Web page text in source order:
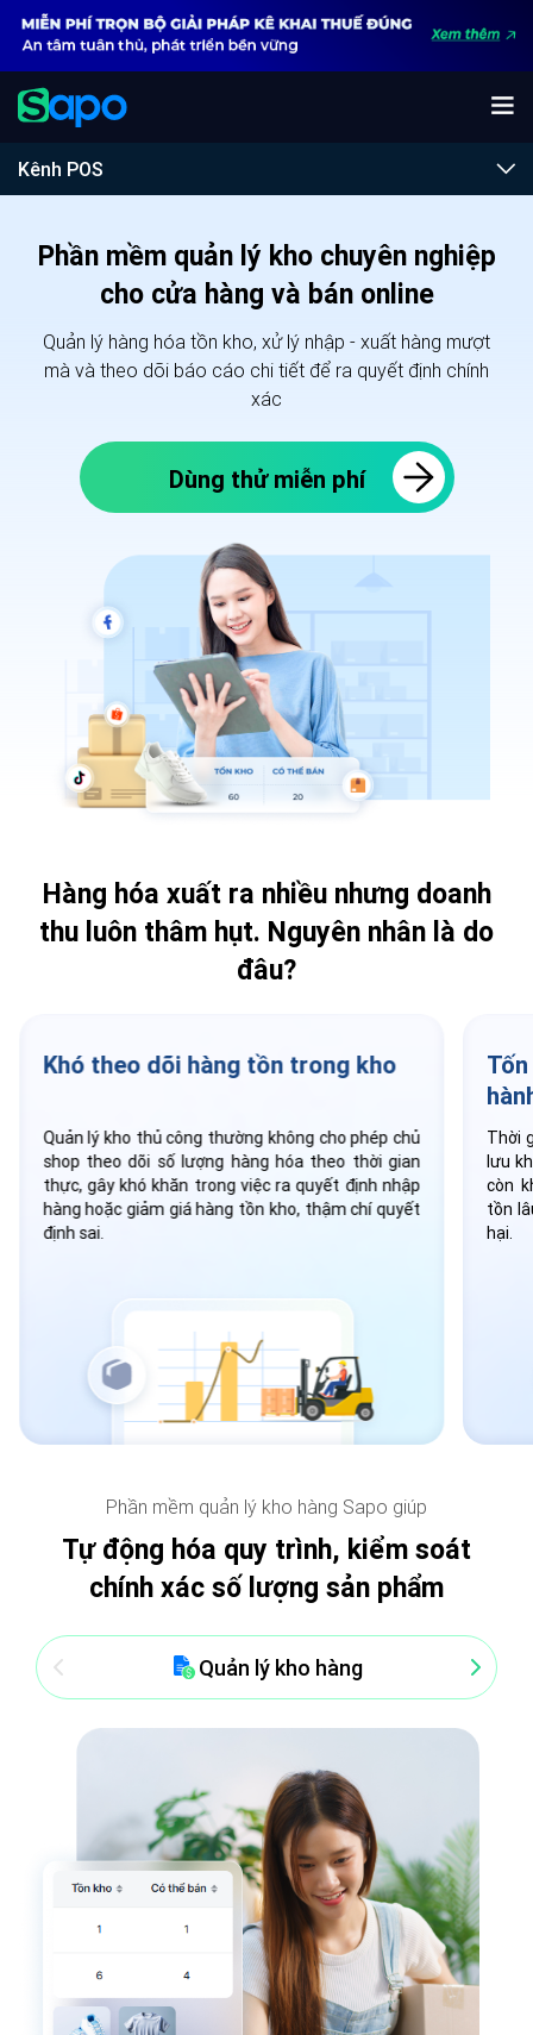
Kênh POS
Phần mềm quản lý kho chuyên nghiệp
cho cửa hàng và bán online
Quản lý hàng hóa tồn kho, xử lý nhập - xuất hàng mượt
mà và theo dõi báo cáo chi tiết để ra quyết định chính
xác
Dùng thử miễn phí
Hàng hóa xuất ra nhiều nhưng doanh
thu luôn thâm hụt. Nguyên nhân là do
đâu?
Khó theo dõi hàng tồn trong kho
Quản lý kho thủ công thường không cho phép chủ
shop theo dõi số lượng hàng hóa theo thời gian
thực, gây khó khăn trong việc ra quyết định nhập
hàng hoặc giảm giá hàng tồn kho, thậm chí quyết
định sai.
Thời
lưu
còn
tồn
hại.
Phần mềm quản lý kho hàng Sapo giúp
Tự động hóa quy trình, kiểm soát
chính xác số lượng sản phẩm
Quản lý kho hàng